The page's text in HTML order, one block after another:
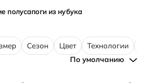
полусапоги из нубука
Сезон Цвет Технологии
По умолчанию